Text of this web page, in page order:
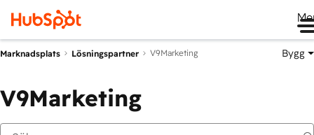
Marknadsplats Lösningspartner V9Marketing Bygg
V9Marketing